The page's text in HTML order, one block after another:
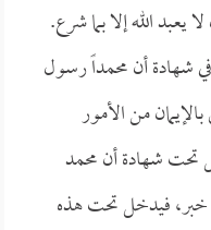
الله إلا بما شرع.
شهادة أن محمداً رسول
من الأمور
تحت شهادة أن محمد
خبر، فيدخل تحت هذه